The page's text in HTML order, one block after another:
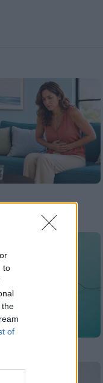
to
the
of